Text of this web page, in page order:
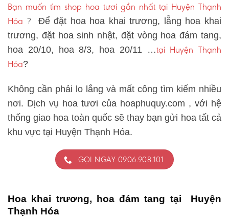
Bạn muốn tìm shop hoa tươi gần nhất tại Huyện Thạnh
Hóa ?Để đặt hoa hoa khai trương, lẵng hoa khai
trương, đặt hoa sinh nhật, đặt vòng hoa đám tang,
hoa 20/10, hoa 8/3, hoa 20/11 …tại Huyện Thạnh
Hóa?
Không cần phải lo lắng và mất công tìm kiếm nhiều
nơi. Dịch vụ hoa tươi của hoaphuquy.com , với hệ
thống giao hoa toàn quốc sẽ thay bạn gửi hoa tất cả
khu vực tại Huyện Thạnh Hóa.
GỌI NGAY 0906.908.101
Hoa khai trương, hoa đám tang tại Huyện
Thạnh Hóa